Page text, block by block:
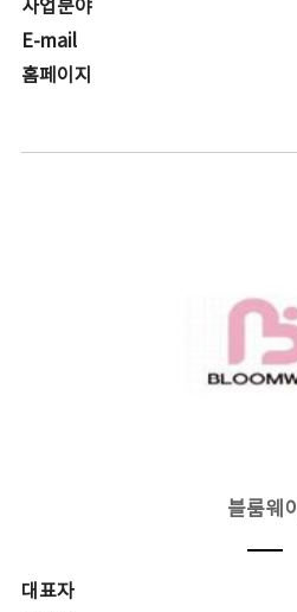
사업분야
E-mail
홈페이지
블룸웨이
대표자